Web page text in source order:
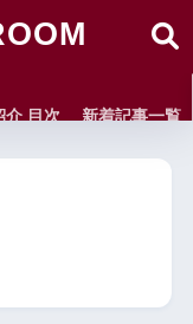
介 目次 新着記事一覧